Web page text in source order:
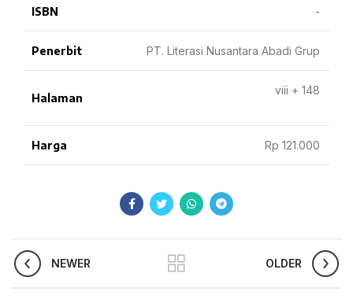
ISBN -
Penerbit PT. Literasi Nusantara Abadi Grup
Halaman
viii + 148
Harga Rp 121.000
NEWER OLDER